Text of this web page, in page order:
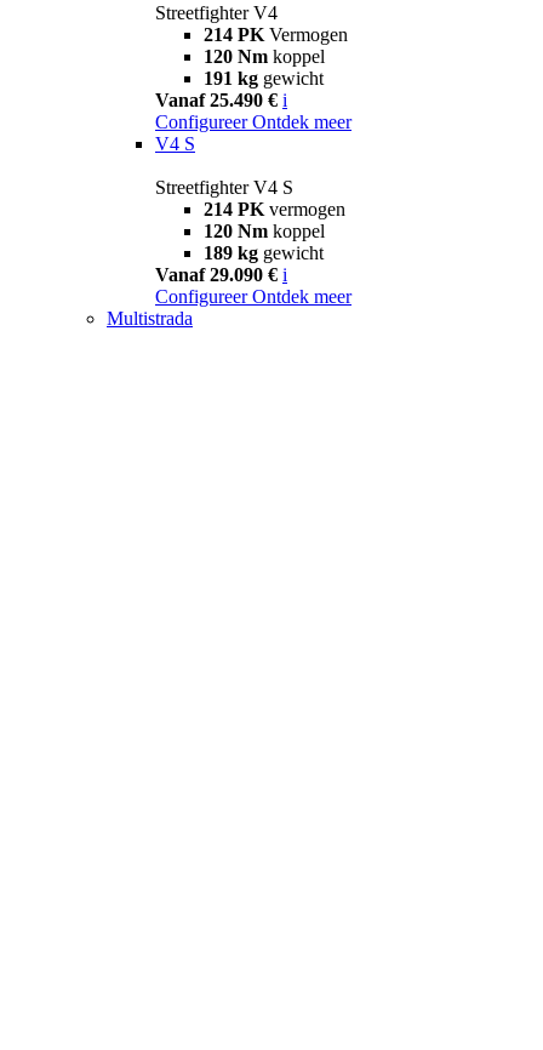
Streetfighter V4
214 PK Vermogen
120 Nm koppel
191 kg gewicht
Vanaf 25.490 € i
Configureer Ontdek meer
V4 S
Streetfighter V4 S
214 PK vermogen
120 Nm koppel
189 kg gewicht
Vanaf 29.090 € i
Configureer Ontdek meer
Multistrada